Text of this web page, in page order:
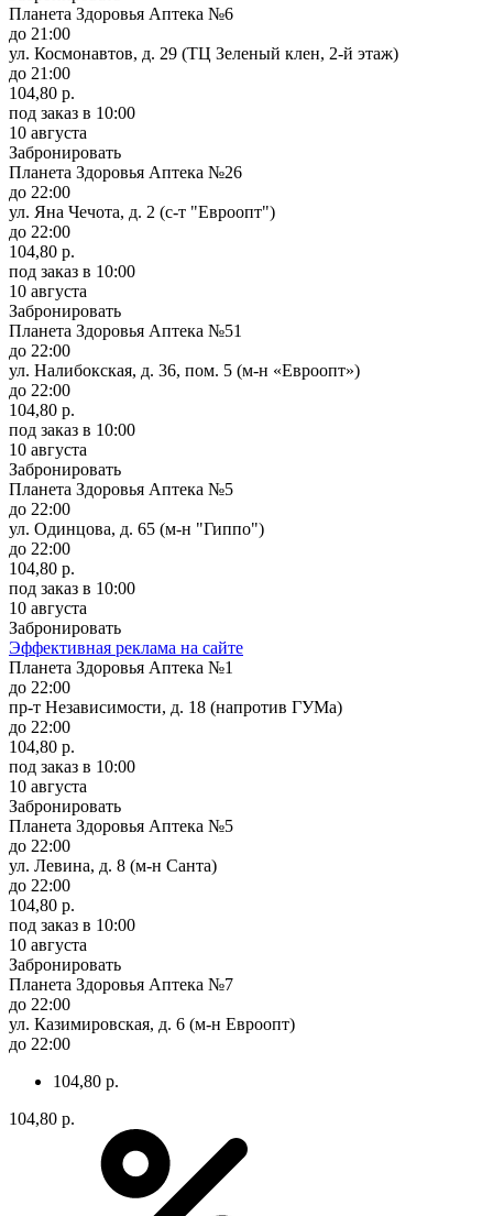
Планета Здоровья Аптека №6
до 21:00
ул. Космонавтов, д. 29 (ТЦ Зеленый клен, 2-й этаж)
до 21:00
104,80 р.
под заказ в 10:00
10 августа
Забронировать
Планета Здоровья Аптека №26
до 22:00
ул. Яна Чечота, д. 2 (с-т "Евроопт")
до 22:00
104,80 р.
под заказ в 10:00
10 августа
Забронировать
Планета Здоровья Аптека №51
до 22:00
ул. Налибокская, д. 36, пом. 5 (м-н «Евроопт»)
до 22:00
104,80 р.
под заказ в 10:00
10 августа
Забронировать
Планета Здоровья Аптека №5
до 22:00
ул. Одинцова, д. 65 (м-н "Гиппо")
до 22:00
104,80 р.
под заказ в 10:00
10 августа
Забронировать
Эффективная реклама на сайте
Планета Здоровья Аптека №1
до 22:00
пр-т Независимости, д. 18 (напротив ГУМа)
до 22:00
104,80 р.
под заказ в 10:00
10 августа
Забронировать
Планета Здоровья Аптека №5
до 22:00
ул. Левина, д. 8 (м-н Санта)
до 22:00
104,80 р.
под заказ в 10:00
10 августа
Забронировать
Планета Здоровья Аптека №7
до 22:00
ул. Казимировская, д. 6 (м-н Евроопт)
до 22:00
104,80 р.
104,80 р.